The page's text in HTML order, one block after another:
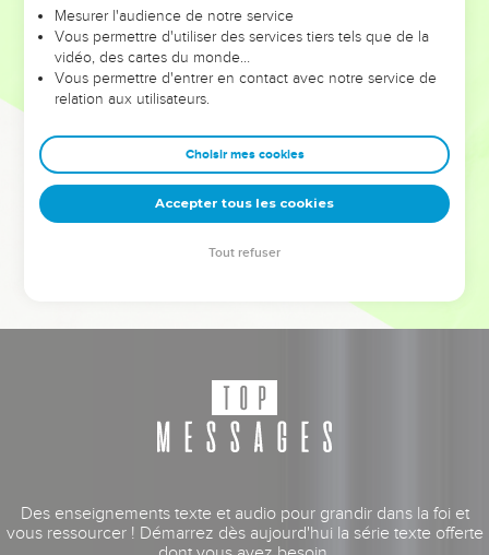
leur foi ou leur vision. Mais on voit moins les doutes, les erreurs
et les saisons difficiles qu'ils ont traversés, alors même que ce
sont elles qui les ont façonnés.
Dans cette conférence, leaders, entrepreneurs, et responsables
clés pour avancer avec plus de sagesse afin que leurs erreurs
deviennent vos tremplins. Que vous guidiez un ministère, une
équipe, un groupe ou une famille, leur expérience est faite
pour vous.
Des enseignements texte et audio pour grandir dans la foi et
vous ressourcer ! Démarrez dès aujourd'hui la série texte offerte
Mesurer l'audience de notre service
Vous permettre d'utiliser des services tiers tels que de la
vidéo, des cartes du monde…
Vous permettre d'entrer en contact avec notre service de
relation aux utilisateurs.
Choisir mes cookies
Accepter tous les cookies
Tout refuser